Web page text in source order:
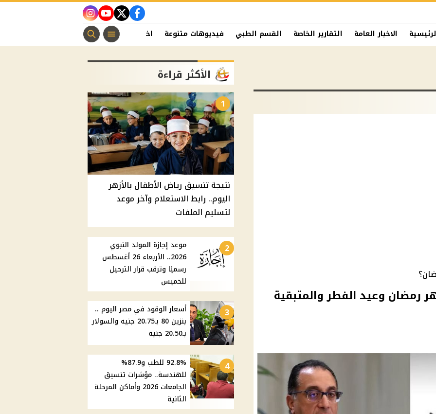
facebook
twitter
youtube
instagram
الاخبار العامة التقارير الخاصة القسم الطبي فيديوهات متنوعة اخبار الفن منوعات مسيحية
رمضان وعيد الفطر والمتبقية
الأكثر قراءة
1
نتيجة تنسيق رياض الأطفال بالأزهر
اليوم.. رابط الاستعلام وآخر موعد
لتسليم الملفات
2
موعد إجازة المولد النبوي
2026.. الأربعاء 26 أغسطس
رسميًا وترقب قرار الترحيل
للخميس
3
أسعار الوقود في مصر اليوم ..
بنزين 80 بـ20.75 جنيه والسولار
بـ20.50 جنيه
4
92.8% للطب و87.9%
للهندسة.. مؤشرات تنسيق
الجامعات 2026 وأماكن المرحلة
الثانية